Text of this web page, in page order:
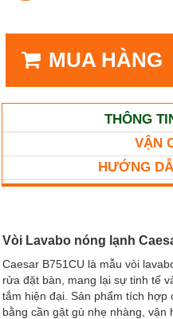
MUA HÀNG
THÔNG
VẬN
HƯỚNG
Vòi Lavabo nóng lạnh
Caesar B751CU là mẫu vòi
rửa đặt bàn, mang lại sự tinh tế
tắm hiện đại. Sản phẩm tích hợp
bằng cần gật gù nhẹ nhàng,